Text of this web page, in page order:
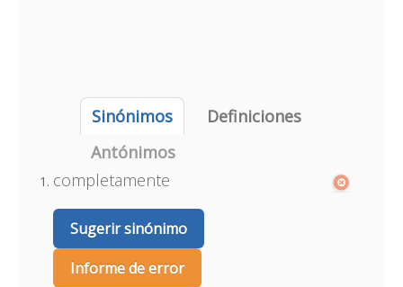
Sinónimos
Definiciones
Antónimos
completamente
Sugerir sinónimo
Informe de error